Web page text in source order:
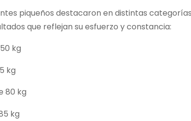
piqueños destacaron en distintas
que reflejan su esfuerzo y constancia:
kg
kg
80 kg
kg